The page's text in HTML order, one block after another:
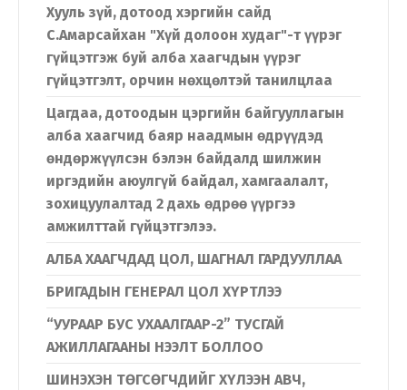
Хууль зүй, дотоод хэргийн сайд
С.Амарсайхан "Хүй долоон худаг"-т үүрэг
гүйцэтгэж буй алба хаагчдын үүрэг
гүйцэтгэлт, орчин нөхцөлтэй танилцлаа
Цагдаа, дотоодын цэргийн байгууллагын
алба хаагчид баяр наадмын өдрүүдэд
өндөржүүлсэн бэлэн байдалд шилжин
иргэдийн аюулгүй байдал, хамгаалалт,
зохицуулалтад 2 дахь өдрөө үүргээ
амжилттай гүйцэтгэлээ.
АЛБА ХААГЧДАД ЦОЛ, ШАГНАЛ ГАРДУУЛЛАА
БРИГАДЫН ГЕНЕРАЛ ЦОЛ ХҮРТЛЭЭ
“УУРААР БУС УХААЛГААР-2” ТУСГАЙ
АЖИЛЛАГААНЫ НЭЭЛТ БОЛЛОО
ШИНЭХЭН ТӨГСӨГЧДИЙГ ХҮЛЭЭН АВЧ,
Хэл солих